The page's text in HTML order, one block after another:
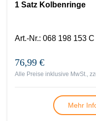
1 Satz Kolbenringe
Art.-Nr.: 068 198 153 C
76,99 €
Alle Preise inklusive MwSt.,
Mehr